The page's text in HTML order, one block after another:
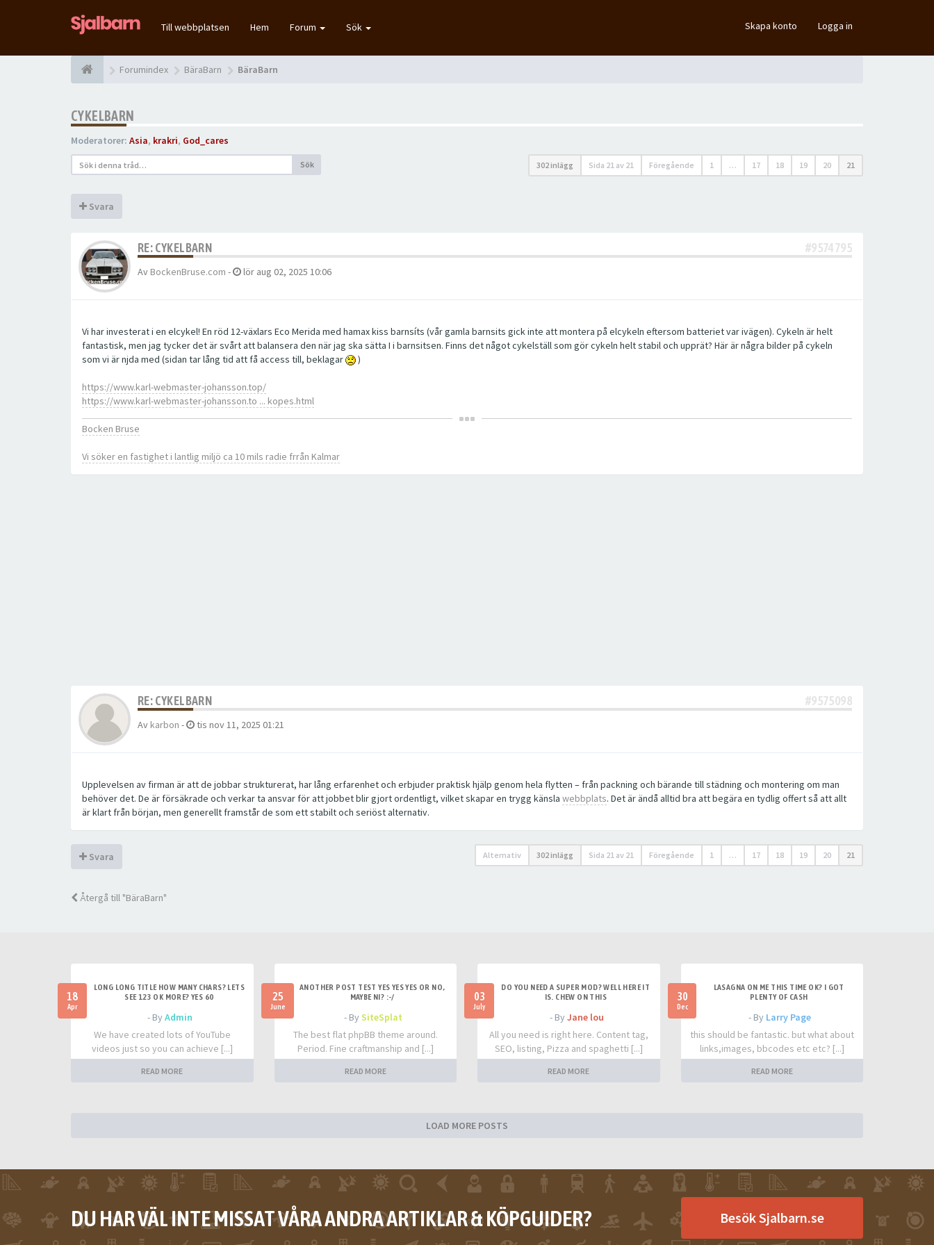
Till webbplatsen Hem Forum Sök Skapa konto Logga in
Forumindex BäraBarn BäraBarn
CYKELBARN
Moderatorer: Asia, krakri, God_cares
Sök 302 inlägg Sida 21 av 21 Föregående 1 … 17 18 19 20 21
Svara
RE: CYKELBARN #9574795
Av BockenBruse.com - lör aug 02, 2025 10:06
Vi har investerat i en elcykel! En röd 12-växlars Eco Merida med hamax kiss barnsíts (vår gamla barnsits gick inte att montera på elcykeln eftersom batteriet var ivägen). Cykeln är helt
fantastisk, men jag tycker det är svårt att balansera den när jag ska sätta I i barnsitsen. Finns det något cykelställ som gör cykeln helt stabil och upprät? Här är några bilder på cykeln
som vi är njda med (sidan tar lång tid att få access till, beklagar
)
https://www.karl-webmaster-johansson.top/
https://www.karl-webmaster-johansson.to ... kopes.html
Bocken Bruse
Vi söker en fastighet i lantlig miljö ca 10 mils radie frrån Kalmar
RE: CYKELBARN #9575098
Av karbon - tis nov 11, 2025 01:21
Upplevelsen av firman är att de jobbar strukturerat, har lång erfarenhet och erbjuder praktisk hjälp genom hela flytten – från packning och bärande till städning och montering om man
behöver det. De är försäkrade och verkar ta ansvar för att jobbet blir gjort ordentligt, vilket skapar en trygg känsla webbplats. Det är ändå alltid bra att begära en tydlig offert så att allt
är klart från början, men generellt framstår de som ett stabilt och seriöst alternativ.
Svara Alternativ 302 inlägg Sida 21 av 21 Föregående 1 … 17 18 19 20 21
Återgå till "BäraBarn"
18
Apr
LONG LONG TITLE HOW MANY CHARS? LETS
SEE 123 OK MORE? YES 60
- ByAdmin
We have created lots of YouTube
videos just so you can achieve [...]
READ MORE
25
June
ANOTHER POST TEST YES YES YES OR NO,
MAYBE NI? :-/
- BySiteSplat
The best flat phpBB theme around.
Period. Fine craftmanship and [...]
READ MORE
03
July
DO YOU NEED A SUPER MOD? WELL HERE IT
IS. CHEW ON THIS
- By Jane lou
All you need is right here. Content tag,
SEO, listing, Pizza and spaghetti [...]
READ MORE
30
Dec
LASAGNA ON ME THIS TIME OK? I GOT
PLENTY OF CASH
- By Larry Page
this should be fantastic. but what about
links,images, bbcodes etc etc? [...]
READ MORE
LOAD MORE POSTS
DU HAR VÄL INTE MISSAT VÅRA ANDRA ARTIKLAR & KÖPGUIDER? Besök Sjalbarn.se